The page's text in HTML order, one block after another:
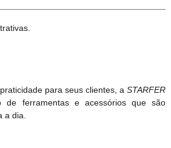
para seus clientes, aSTARFER
de ferramentas e acessórios que são
a dia.